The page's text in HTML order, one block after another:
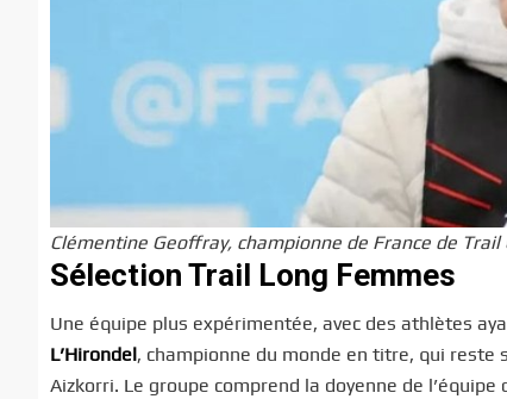
Clémentine Geoffray, championne de France de Trail
Sélection Trail Long Femmes
Une équipe plus expérimentée, avec des athlètes
L’Hirondel, championne du monde en titre, qui
Aizkorri. Le groupe comprend la doyenne de l’équipe